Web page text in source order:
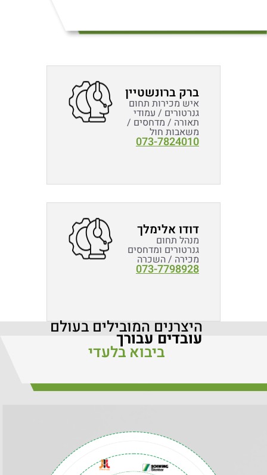
ברק ברונשטיין
איש מכירות תחום
גנרטורים / עמודי
תאורה / מדחסים /
משאבות חול
073-7824010
דודו אלימלך
מנהל תחום
גנרטורים ומדחסים
מכירה / השכרה
073-7798928
היצרנים המובילים בעולם
עובדים עבורך
ביבוא בלעדי